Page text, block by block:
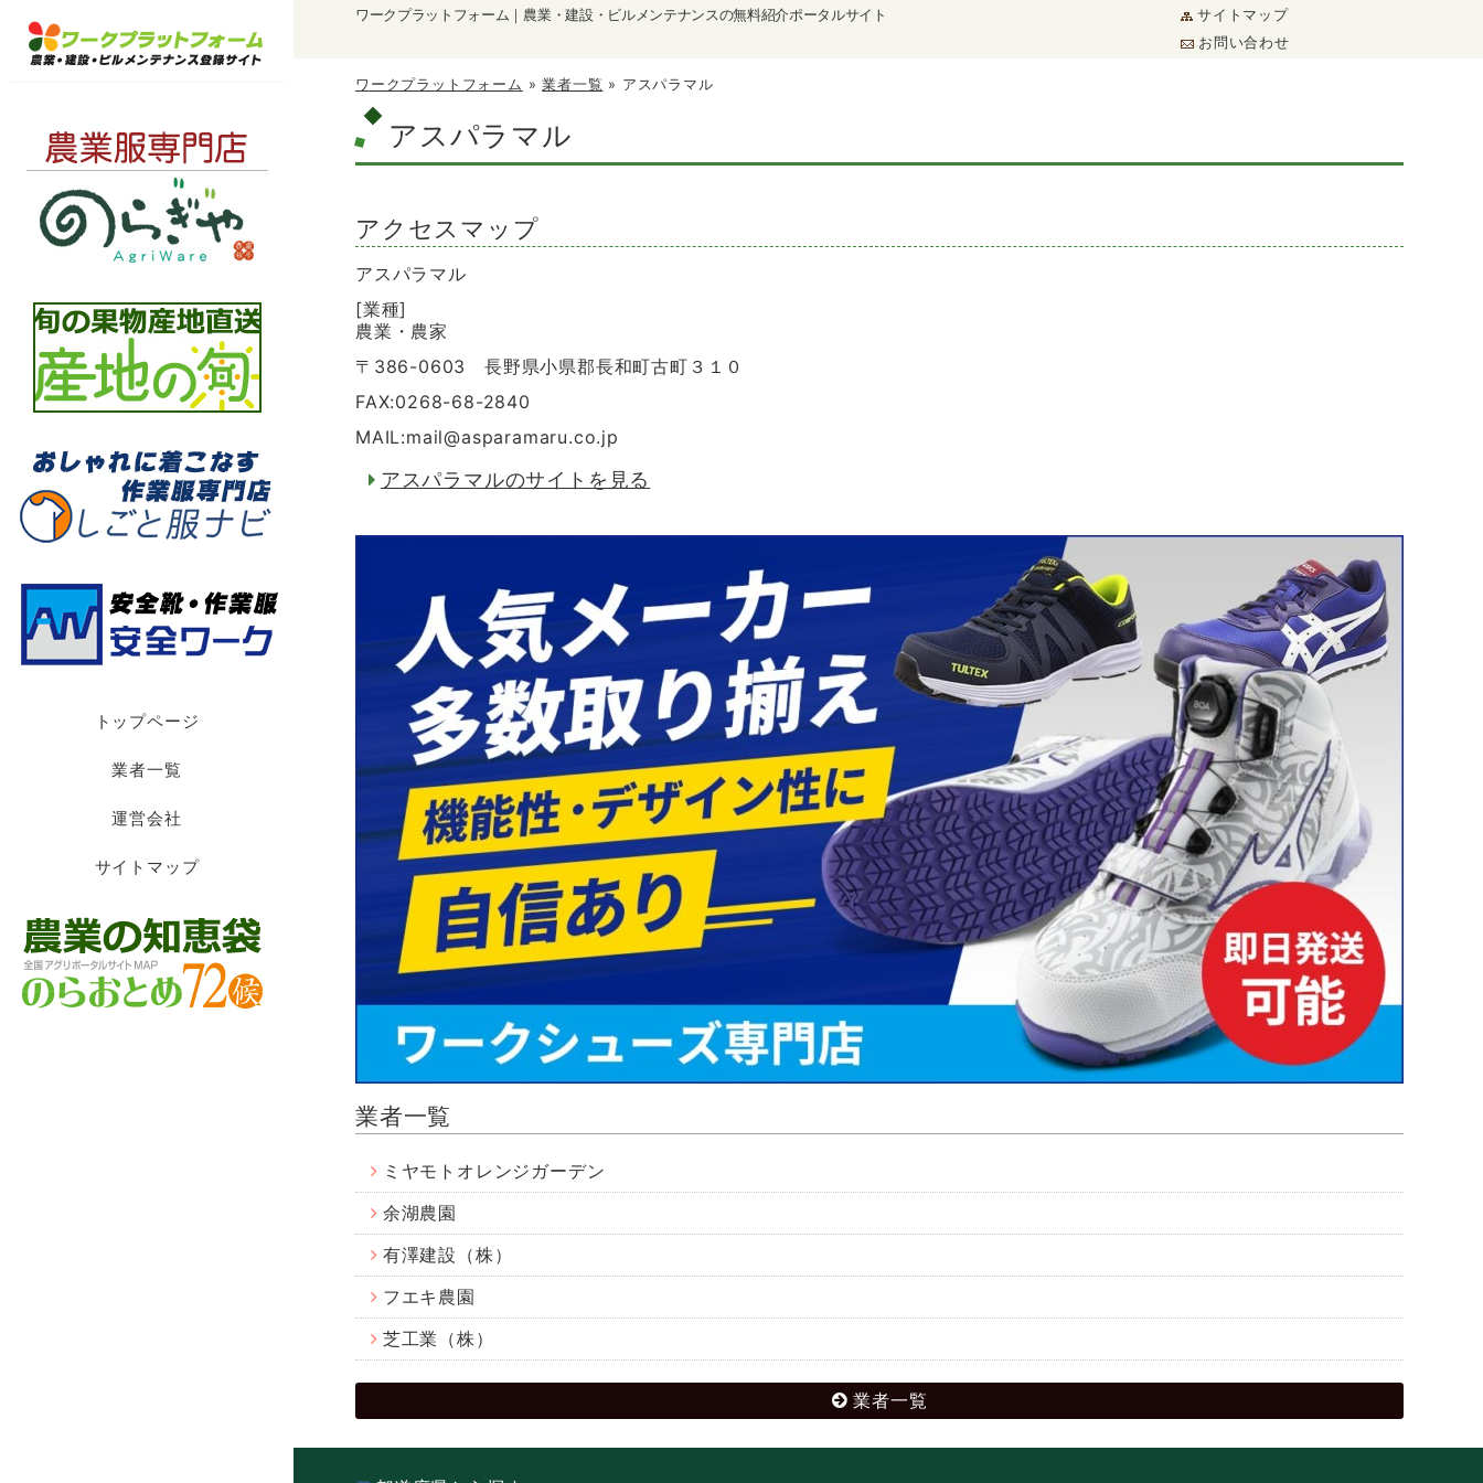
ワークプラットフォーム｜農業・建設・ビルメンテナンスの無料紹介ポータルサイト
サイトマップ
お問い合わせ
トップページ
業者一覧
運営会社
サイトマップ
ワークプラットフォーム »業者一覧 » アスパラマル
アスパラマル
アクセスマップ
アスパラマル
[業種]
農業・農家
〒386-0603 長野県小県郡長和町古町３１０
FAX:0268-68-2840
MAIL:mail@asparamaru.co.jp
アスパラマルのサイトを見る
業者一覧
ミヤモトオレンジガーデン
余湖農園
有澤建設（株）
フエキ農園
芝工業（株）
業者一覧